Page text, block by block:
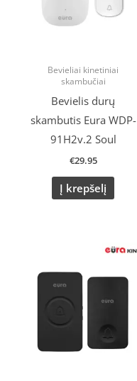
Bevieliai kinetiniai
skambučiai
Bevielis durų
skambutis Eura WDP-
91H2v.2 Soul
€29.95
Į krepšelį